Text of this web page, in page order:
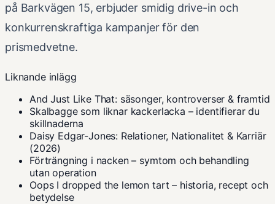
på Barkvägen 15, erbjuder smidig drive-in och
konkurrenskraftiga kampanjer för den
prismedvetne.
Liknande inlägg
And Just Like That: säsonger, kontroverser & framtid
Skalbagge som liknar kackerlacka – identifierar du
skillnaderna
Daisy Edgar-Jones: Relationer, Nationalitet & Karriär
(2026)
Förträngning i nacken – symtom och behandling
utan operation
Oops I dropped the lemon tart – historia, recept och
betydelse